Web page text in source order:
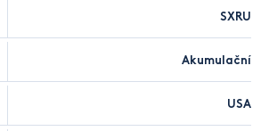
SXRU
Akumulační
USA